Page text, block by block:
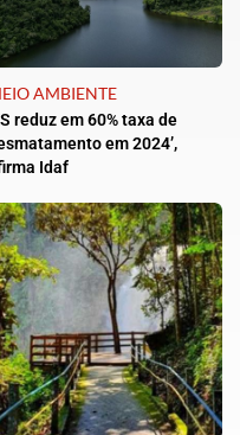
AMBIENTE
reduz em 60% taxa de
em 2024’,
Idaf